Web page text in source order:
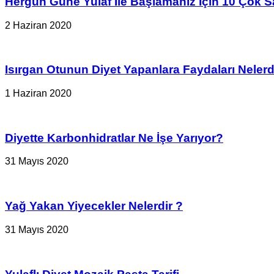
2 Haziran 2020
Isırgan Otunun Diyet Yapanlara Faydaları
1 Haziran 2020
Diyette Karbonhidratlar Ne İşe Yarıyor?
31 Mayıs 2020
Yağ Yakan Yiyecekler Nelerdir ?
31 Mayıs 2020